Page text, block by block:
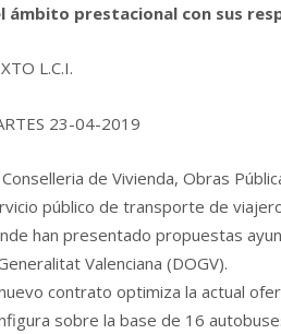
ámbito prestacional con sus
L.C.I.
23-04-2019
Conselleria de Vivienda, Obras
público de transporte de
han presentado propuestas
Valenciana (DOGV).
contrato optimiza la actual
sobre la base de 16